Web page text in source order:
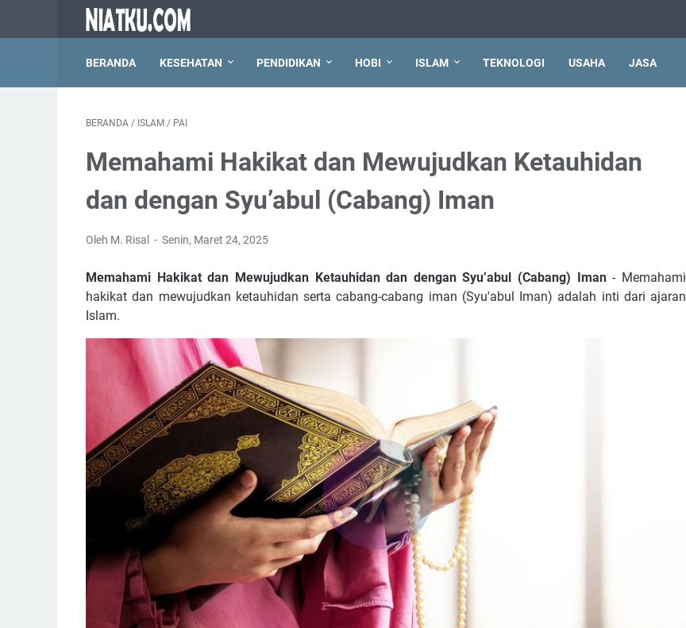
BERANDA KESEHATAN PENDIDIKAN HOBI ISLAM TEKNOLOGI USAHA JASA
BERANDA / ISLAM / PAI
Memahami Hakikat dan Mewujudkan Ketauhidan
dan dengan Syu’abul (Cabang) Iman
Oleh M. Risal Senin, Maret 24, 2025
Memahami Hakikat dan Mewujudkan Ketauhidan dan dengan Syu’abul (Cabang) Iman- Memahami
hakikat dan mewujudkan ketauhidan serta cabang-cabang iman (Syu'abul Iman) adalah inti dari ajaran
Islam.